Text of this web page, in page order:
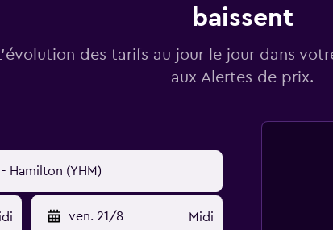
baissent
des tarifs au jour le jour dans
aux Alertes de prix.
ven. 21/8 Midi